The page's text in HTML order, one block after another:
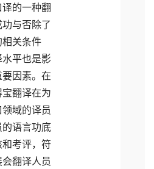
的一种翻
与否除了
关条件
平也是影
因素。在
翻译在为
域的译员
语言功底
考评，符
翻译人员